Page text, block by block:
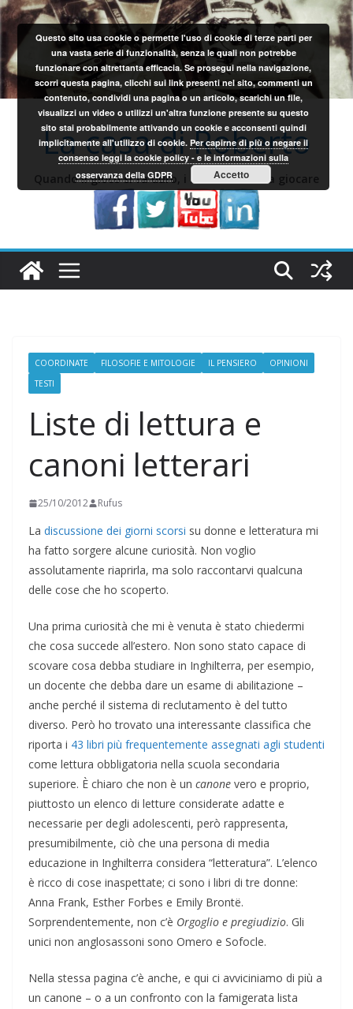
Salta
al
contenuto
La casa di Roberto
Quando il gioco si fa duro, i sardi iniziano a giocare
COORDINATE FILOSOFIE E MITOLOGIE IL PENSIERO
OPINIONI
TESTI
Liste di lettura e
canoni letterari
25/10/2012 Rufus
La discussione dei giorni scorsi su donne e letteratura mi
ha fatto sorgere alcune curiosità. Non voglio
assolutamente riaprirla, ma solo raccontarvi qualcuna
delle cose che ho scoperto.
Una prima curiosità che mi è venuta è stato chiedermi
che cosa succede all’estero. Non sono stato capace di
scovare cosa debba studiare in Inghilterra, per esempio,
un docente che debba dare un esame di abilitazione –
anche perché il sistema di reclutamento è del tutto
diverso. Però ho trovato una interessante classifica che
riporta i 43 libri più frequentemente assegnati agli studenti
come lettura obbligatoria nella scuola secondaria
superiore. È chiaro che non è un canone vero e proprio,
piuttosto un elenco di letture considerate adatte e
necessarie per degli adolescenti, però rappresenta,
presumibilmente, ciò che una persona di media
educazione in Inghilterra considera “letteratura”. L’elenco
è ricco di cose inaspettate; ci sono i libri di tre donne:
Anna Frank, Esther Forbes e Emily Brontë.
Sorprendentemente, non c’è Orgoglio e pregiudizio. Gli
unici non anglosassoni sono Omero e Sofocle.
Nella stessa pagina c’è anche, e qui ci avviciniamo di più a
un canone – o a un confronto con la famigerata lista
Questo sito usa cookie o permette l'uso di cookie di terze parti per
una vasta serie di funzionalità, senza le quali non potrebbe
funzionare con altrettanta efficacia. Se prosegui nella navigazione,
scorri questa pagina, clicchi sui link presenti nel sito, commenti un
contenuto, condividi una pagina o un articolo, scarichi un file,
visualizzi un video o utilizzi un'altra funzione presente su questo
sito stai probabilmente attivando un cookie e acconsenti quindi
implicitamente all'utilizzo di cookie.Per capirne di più o negare il
consenso leggi la cookie policy - e le informazioni sulla
osservanza della GDPR
Accetto